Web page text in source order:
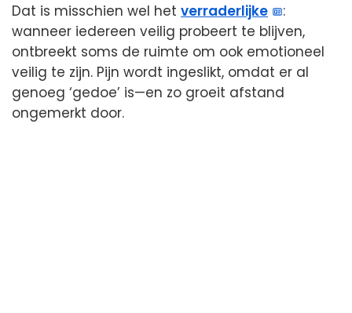
Dat is misschien wel het verraderlijke
:
wanneer iedereen veilig probeert te blijven,
ontbreekt soms de ruimte om ook emotioneel
veilig te zijn. Pijn wordt ingeslikt, omdat er al
genoeg ‘gedoe’ is—en zo groeit afstand
ongemerkt door.